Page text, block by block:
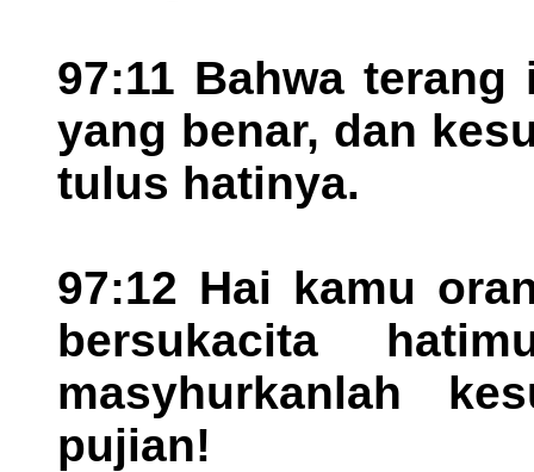
97:11 Bahwa
yang benar, dan
tulus hatinya.
97:12 Hai kamu
bersukacita
masyhurkanlah
pujian!